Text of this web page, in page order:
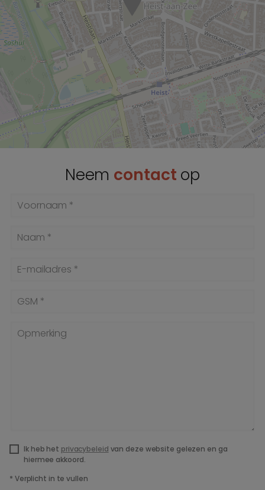
Neem contact op
Voornaam *
Naam *
E-mailadres *
GSM *
Opmerking
Ik heb het privacybeleid van deze website gelezen en ga
hiermee akkoord.
* Verplicht in te vullen